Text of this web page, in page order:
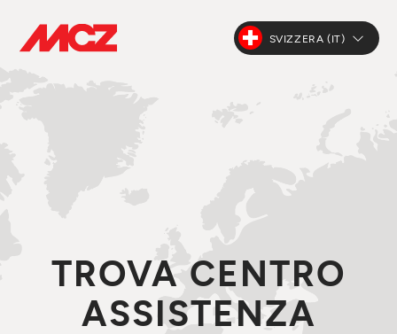
SVIZZERA (IT)
TROVA CENTRO
ASSISTENZA